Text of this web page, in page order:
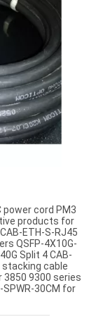
power cord PM3
products for
ETH-S-RJ45
QSFP-4X10G-
Split 4 CAB-
stacking cable
3850 9300 series
SPWR-30CM for